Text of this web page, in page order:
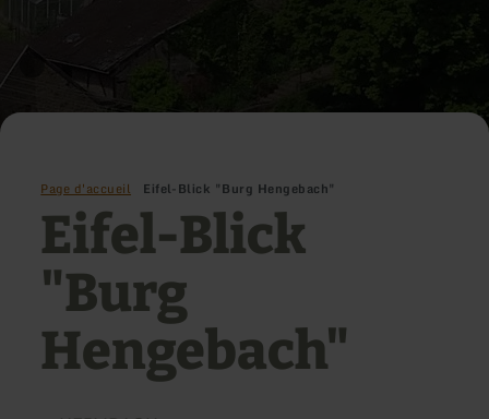
Page d'accueil Eifel-Blick "Burg Hengebach"
Eifel-Blick
"Burg
Hengebach"